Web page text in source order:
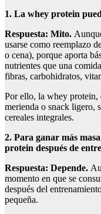
1. La whey protein
Respuesta: Mito.
usarse como reemplazo
o cena), porque aporta
nutrientes que una
fibras, carbohidratos,
Por ello, la whey protein,
merienda o snack ligero,
cereales integrales.
2. Para ganar más
protein después de
Respuesta: Depende.
momento en que se
después del
pequeña.